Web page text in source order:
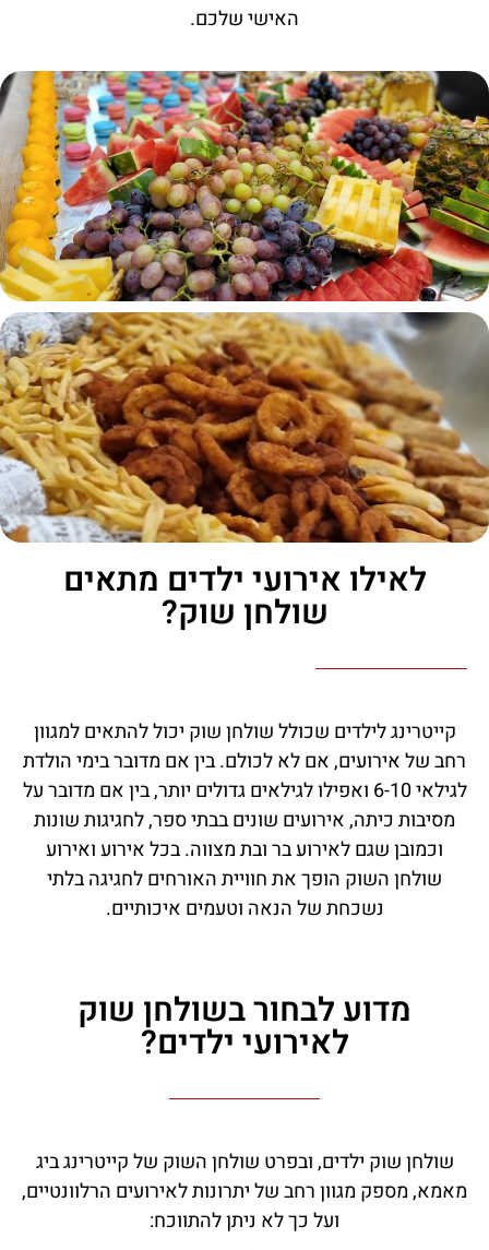
האישי שלכם.
לאילו אירועי ילדים מתאים
שולחן שוק?
קייטרינג לילדים שכולל שולחן שוק יכול להתאים למגוון
רחב של אירועים, אם לא לכולם. בין אם מדובר בימי הולדת
לגילאי 6-10 ואפילו לגילאים גדולים יותר, בין אם מדובר על
מסיבות כיתה, אירועים שונים בבתי ספר, לחגיגות שונות
וכמובן שגם לאירוע בר ובת מצווה. בכל אירוע ואירוע
שולחן השוק הופך את חוויית האורחים לחגיגה בלתי
נשכחת של הנאה וטעמים איכותיים.
מדוע לבחור בשולחן שוק
לאירועי ילדים?
שולחן שוק ילדים, ובפרט שולחן השוק של קייטרינג ביג
מאמא, מספק מגוון רחב של יתרונות לאירועים הרלוונטיים,
ועל כך לא ניתן להתווכח: